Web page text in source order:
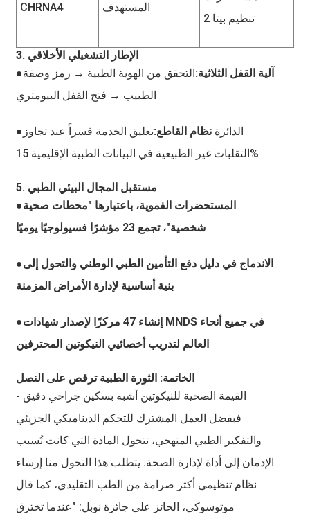
CHRNA4
المستهدف
تنظيم بيتا 2
3. الإطار التشغيلي الأخلاقي
●آلية القفل الثلاثية:التحقق من الهوية الطبية → رمز وصفة
الطبيب → فتح القفل البيومتري
● الدائرةنظام القاطع:تعليق الخدمة قسراً عند تجاوز
التقلبات غير الطبيعية في البيانات الطبية الإقليمية 15%
5. مستقبل المجال البيئي الطبي
●المستحضرات الفموية، باعتبارها "محطات صحية
شخصية"، تجمع 23 مؤشرًا فسيولوجيًا يوميًا
●الاندماج في دليل دفع التأمين الطبي الوطني والتحول إلى
بنية أساسية لإدارة الأمراض المزمنة
●إنشاء 47 مركزًا لإصدار شهادات MNDS في جميع أنحاء
العالم لتدريب أخصائيي النيكوتين المحترفين
الخاتمة: الثورة الطبية ترقص على النصل
القيمة الصحية للنيكوتين أشبه بسكين جراحي دقيق -
فبفضل العمل المشترك للتحكم الديناميكي الجزيئي
والتفكير الطبي المنهجي، تتحول المادة التي كانت تُسبب
الإدمان إلى أداة لإدارة الصحة. يتطلب هذا التحول منا إرساء
نظام تنظيمي أكثر صرامة من الطب التقليدي، كما قال
موتوسوكي، الحائز على جائزة نوبل: "عندما تخترق